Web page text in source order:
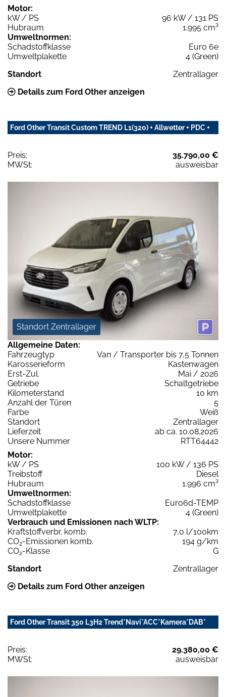
Motor:
kW / PS
96 kW / 131 PS
Hubraum
1.995 cm³
Umweltnormen:
Schadstoffklasse
Euro 6e
Umweltplakette
4 (Green)
Standort
Zentrallager
Details zum Ford Other anzeigen
Ford Other Transit Custom TREND L1(320) + Allwetter + PDC +
Preis:
35.790,00 €
MWSt:
ausweisbar
Standort Zentrallager
Allgemeine Daten:
Fahrzeugtyp
Van / Transporter bis 7,5 Tonnen
Karosserieform
Kastenwagen
Erst-Zul.
Mai / 2026
Getriebe
Schaltgetriebe
Kilometerstand
10 km
Anzahl der Türen
5
Farbe
Weiß
Standort
Zentrallager
Lieferzeit
ab ca. 10.08.2026
Unsere Nummer
RTT64442
Motor:
kW / PS
100 kW / 136 PS
Treibstoff
Diesel
Hubraum
1.996 cm³
Umweltnormen:
Schadstoffklasse
Euro6d-TEMP
Umweltplakette
4 (Green)
Verbrauch und Emissionen nach WLTP:
Kraftstoffverbr. komb.
7,0 l/100km
CO2-Emissionen komb.
194 g/km
CO2-Klasse
G
Standort
Zentrallager
Details zum Ford Other anzeigen
Ford Other Transit 350 L3H2 Trend*Navi*ACC*Kamera*DAB*
Preis:
29.380,00 €
MWSt:
ausweisbar